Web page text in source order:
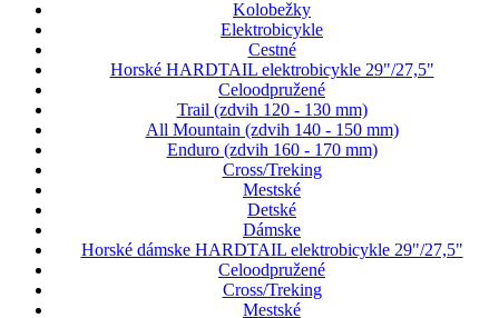
Kolobežky
Elektrobicykle
Cestné
Horské HARDTAIL elektrobicykle 29"/27,5"
Celoodpružené
Trail (zdvih 120 - 130 mm)
All Mountain (zdvih 140 - 150 mm)
Enduro (zdvih 160 - 170 mm)
Cross/Treking
Mestské
Detské
Dámske
Horské dámske HARDTAIL elektrobicykle 29"/27,5"
Celoodpružené
Cross/Treking
Mestské